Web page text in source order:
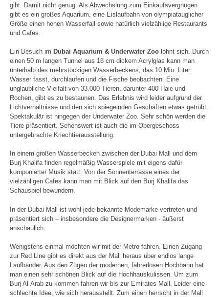
gibt. Damit nicht genug. Als Abwechslung zum Einkaufsvergnügen
gibt es ein großes Aquarium, eine Eislaufbahn von olympiatauglicher
Größe einen hohen Wasserfall sowie natürlich vielzählige Restaurants
und Cafes.
Ein Besuch im Dubai Aquarium & Underwater Zoo lohnt sich. Durch
einen 50 m langen Tunnel aus 18 cm dickem Acrylglas kann man
unterhalb des mehrstöckigen Wasserbeckens, das 10 Mio. Liter
Wasser fasst, durchlaufen und die Fische beobachten. Eine
unglaubliche Vielfalt von 33.000 Tieren, darunter 400 Haie und
Rochen, gibt es zu bestaunen. Das Erlebnis wird leider aufgrund der
Lichtverhältnisse und den sich spiegelnden Geschäften etwas getrübt.
Spektakulär ist hingegen der Underwater Zoo. Sehr schön werden die
Tiere präsentiert. Sehenswert ist auch die im Obergeschoss
untergebrachte Kriechtierausstellung.
In einem großen Wasserbecken zwischen der Dubai Mall und dem
Burj Khalifa finden regelmäßig Wasserspiele mit eigens dafür
komponierter Musik statt. Von der Sonnenterrasse eines der
vielzähligen Cafes kann man mit Blick auf den Burj Khalifa das
Schauspiel bewundern.
In der Dubai Mall ist wohl jede bekannte Modemarke vertreten und
präsentiert sich – insbesondere die Designermarken - äußerst
anschaulich.
Wenigstens einmal möchten wir mit der Metro fahren. Einen Zugang
zur Red Line gibt es direkt aus der Mall heraus über endlos lange
Laufbänder. Aus den Zügen der modernen, fahrerlosen Hochbahn hat
man einen sehr schönen Blick auf die Hochhauskulissen. Um zum
Burj Al-Arab zu kommen fahren wir bis zur Emirates Mall. Leider eine
schlechte Idee, wie sich herausstellt. Zum einen herrscht in der Mall